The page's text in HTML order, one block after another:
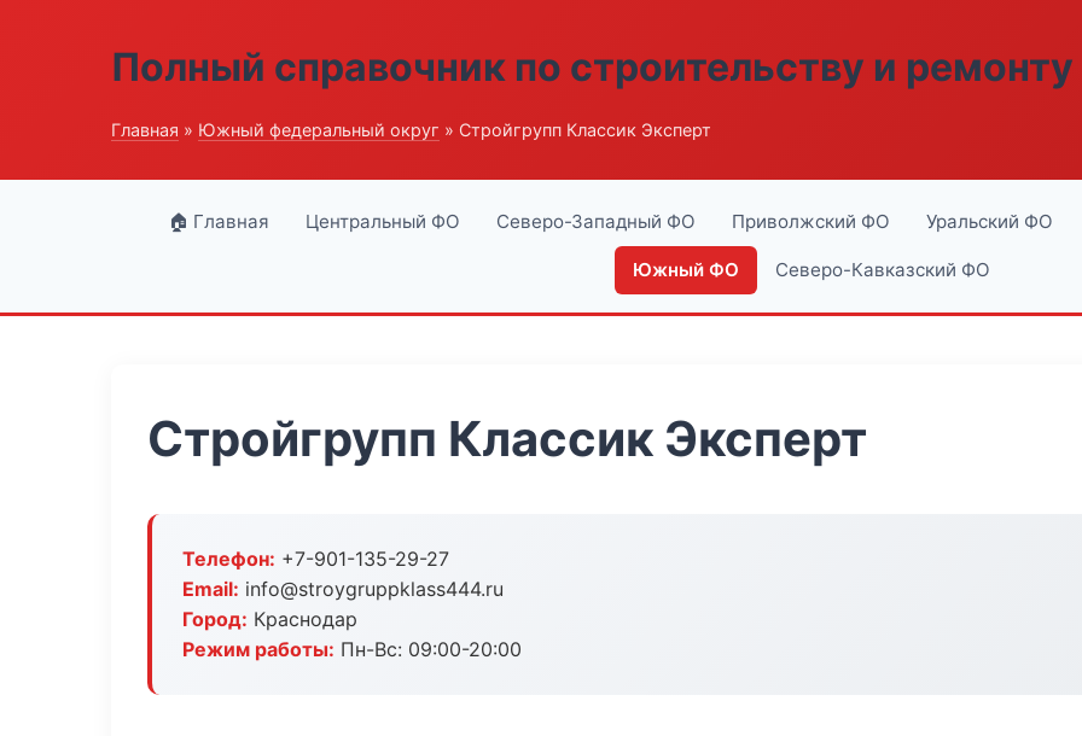
Полный справочник по строительству и ремонту
Главная » Южный федеральный округ » Стройгрупп Классик Эксперт
🏠 Главная Центральный ФО Северо-Западный ФО Приволжский ФО Уральский ФО
Южный ФО Северо-Кавказский ФО
Стройгрупп Классик Эксперт
Телефон: +7-901-135-29-27
Email: info@stroygruppklass444.ru
Город: Краснодар
Режим работы: Пн-Вс: 09:00-20:00